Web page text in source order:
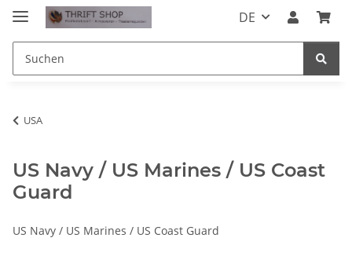
DE
USA
US Navy / US Marines / US Coast
Guard
US Navy / US Marines / US Coast Guard